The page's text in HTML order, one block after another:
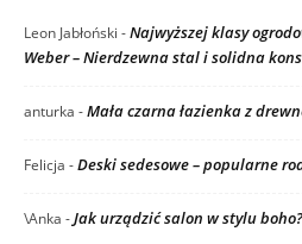
Leon Jabłoński -Najwyższej klasy
Weber – Nierdzewna stal i solidna
anturka -Mała czarna łazienka z
Felicja -Deski sedesowe – popularne
\Anka -Jak urządzić salon w stylu